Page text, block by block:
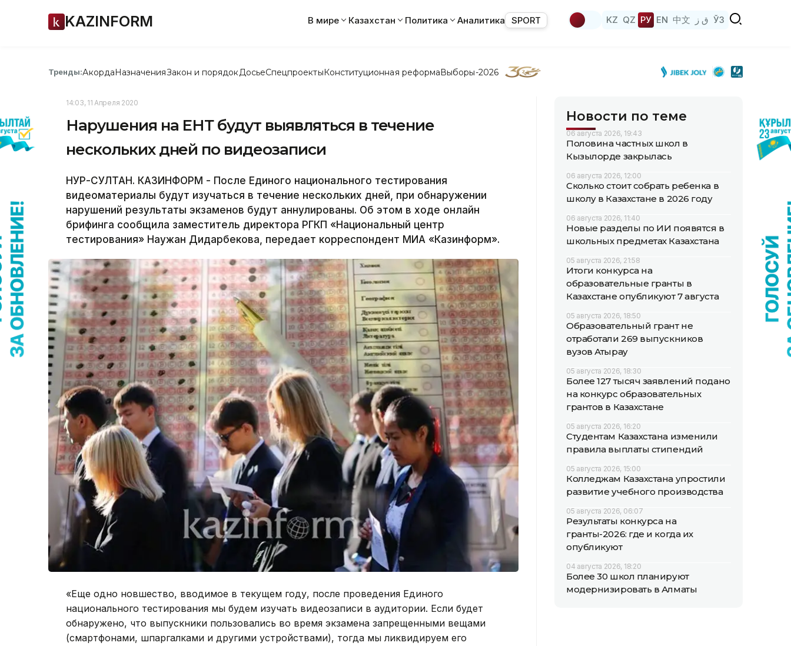
KAZINFORM В мире Казахстан Политика Аналитика SPORT KZ QZ РУ EN 中文 ق ز ЎЗ
Тренды:АкордаНазначенияЗакон и порядок ДосьеСпецпроектыКонституционная реформаВыборы-2026
14:03, 11 Апреля 2020
Нарушения на ЕНТ будут выявляться в течение
нескольких дней по видеозаписи
НУР-СУЛТАН. КАЗИНФОРМ - После Единого национального тестирования
видеоматериалы будут изучаться в течение нескольких дней, при обнаружении
нарушений результаты экзаменов будут аннулированы. Об этом в ходе онлайн
брифинга сообщила заместитель директора РГКП «Национальный центр
тестирования» Наужан Дидарбекова, передает корреспондент МИА «Казинформ».
«Еще одно новшество, вводимое в текущем году, после проведения Единого
национального тестирования мы будем изучать видеозаписи в аудитории. Если будет
обнаружено, что выпускники пользовались во время экзамена запрещенными вещами
(смартфонами, шпаргалками и другими устройствами), тогда мы ликвидируем его
Новости по теме
06 августа 2026, 19:43
Половина частных школ в
Кызылорде закрылась
06 августа 2026, 12:00
Сколько стоит собрать ребенка в
школу в Казахстане в 2026 году
06 августа 2026, 11:40
Новые разделы по ИИ появятся в
школьных предметах Казахстана
05 августа 2026, 21:58
Итоги конкурса на
образовательные гранты в
Казахстане опубликуют 7 августа
05 августа 2026, 18:50
Образовательный грант не
отработали 269 выпускников
вузов Атырау
05 августа 2026, 18:30
Более 127 тысяч заявлений подано
на конкурс образовательных
грантов в Казахстане
05 августа 2026, 16:20
Студентам Казахстана изменили
правила выплаты стипендий
05 августа 2026, 15:00
Колледжам Казахстана упростили
развитие учебного производства
05 августа 2026, 06:07
Результаты конкурса на
гранты-2026: где и когда их
опубликуют
04 августа 2026, 18:20
Более 30 школ планируют
модернизировать в Алматы